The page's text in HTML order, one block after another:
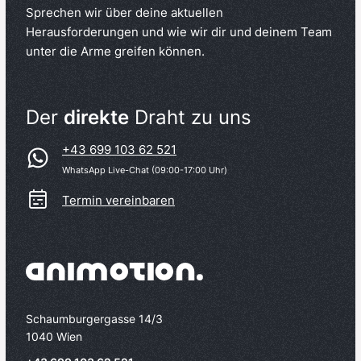
Sprechen wir über deine aktuellen
Herausforderungen und wie wir dir und deinem Team
unter die Arme greifen können.
Der direkte Draht zu uns
+43 699 103 62 521
WhatsApp Live-Chat (09:00-17:00 Uhr)
Termin vereinbaren
Schaumburgergasse 14/3
1040 Wien